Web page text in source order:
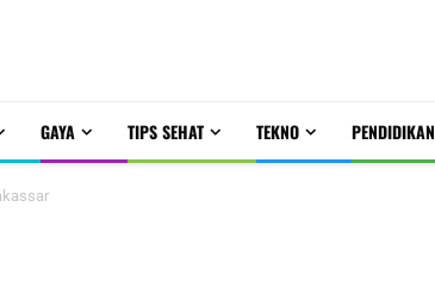
GAYA TIPS SEHAT TEKNO PENDIDIKAN